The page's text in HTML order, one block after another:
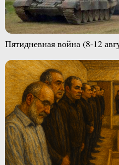
Пятидневная война (8-12